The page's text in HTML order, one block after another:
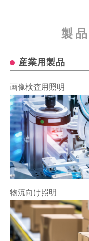
製品
産業用製品
画像検査用照明
物流向け照明